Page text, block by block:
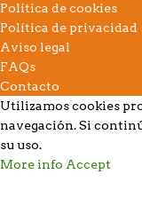
Política de cookies
Política de privacidad
Aviso legal
FAQs
Contacto
Utilizamos cookies
navegación. Si
su uso.
More info Accept